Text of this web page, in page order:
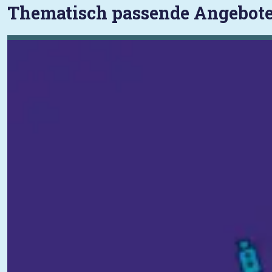
Thematisch passende